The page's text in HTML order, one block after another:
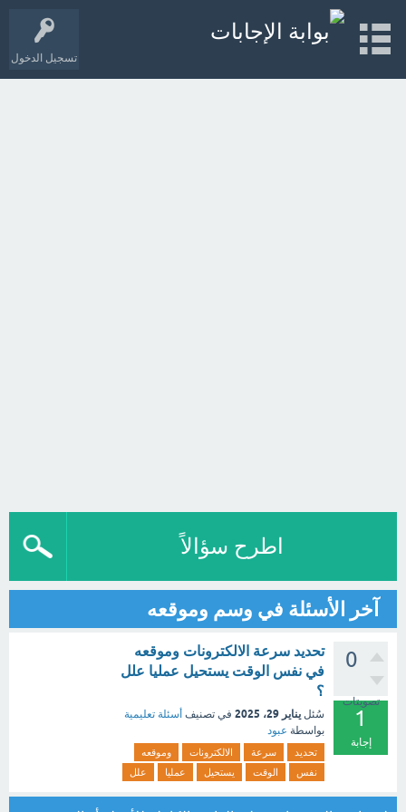
تسجيل الدخول
اطرح سؤالاً
آخر الأسئلة في وسم وموقعه
0
تصويتات
1
إجابة
تحديد سرعة الالكترونات وموقعه
في نفس الوقت يستحيل عمليا علل
؟
سُئل يناير 29، 2025 في تصنيف أسئلة تعليمية
بواسطة عبود
تحديد سرعة الالكترونات
وموقعه
نفس
الوقت يستحيل عمليا علل